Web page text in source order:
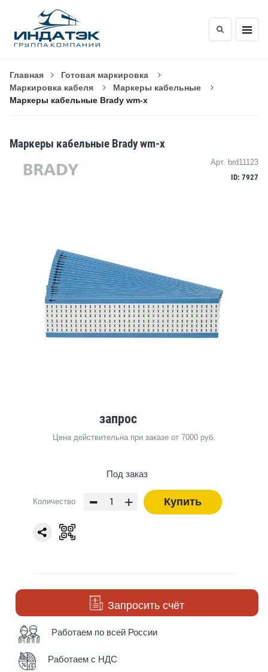
Главная
Готовая маркировка
Маркировка кабеля
Маркеры кабельные
Маркеры кабельные Brady wm-x
Маркеры кабельные Brady wm-x
Арт. brd11123
ID: 7927
запрос
Цена действительна при заказе от 7000 руб.
Под заказ
Количество - + Купить
Запросить счёт
Работаем по всей России
Работаем с НДС